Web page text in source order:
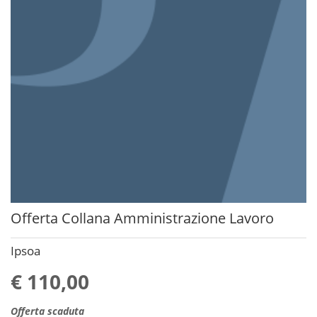
Offerta Collana Amministrazione Lavoro
Ipsoa
€ 110,00
Offerta scaduta